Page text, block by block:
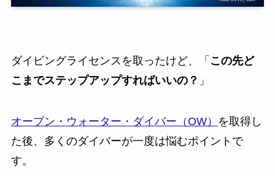
ダイビングライセンスを取ったけど、「 この先ど
こまでステップアップすればいいの？ 」
オープン・ウォーター・ダイバー（OW）
を取得し
た後、多くのダイバーが一度は悩むポイントで
す。